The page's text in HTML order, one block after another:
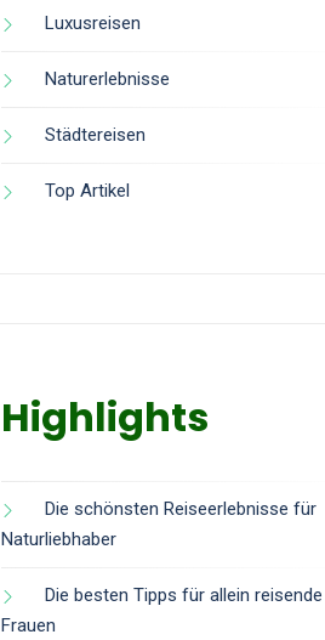
Luxusreisen
Naturerlebnisse
Städtereisen
Top Artikel
Highlights
Die schönsten Reiseerlebnisse für
Naturliebhaber
Die besten Tipps für allein reisende
Frauen